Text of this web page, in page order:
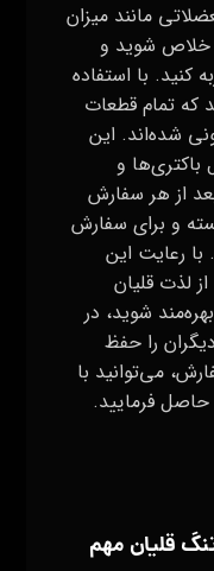
مانند میزان
خلاص شوید و
کنید. با استفاده
که تمام قطعات
شده‌اند. این
باکتری‌ها و
از هر سفارش
و برای سفارش
رعایت این
لذت قلیان
شوید، در
را حفظ
می‌توانید با
قلیان مهم